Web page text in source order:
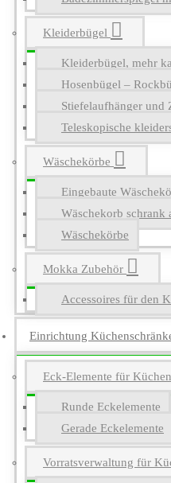
Kleiderbügel
Kleiderbügel, mehr
Hosenbügel –
Stiefelaufhänger und
Teleskopische
Wäschekörbe
Eingebaute
Wäschekorb schrank
Wäschekörbe
Mokka Zubehör
Accessoires für den
Einrichtung
Eck-Elemente für
Runde Eckelemente
Gerade Eckelemente
Vorratsverwaltung für